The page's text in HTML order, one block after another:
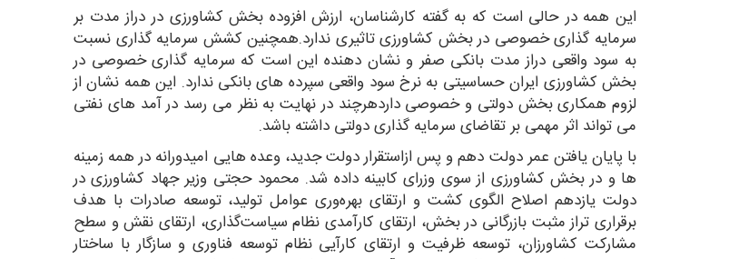
این همه در حالی است که به گفته کارشناسان، ارزش افزوده بخش کشاورزی در دراز مدت بر
سرمایه گذاری خصوصی در بخش کشاورزی تاثیری ندارد.همچنین کشش سرمایه گذاری نسبت
به سود واقعی دراز مدت بانکی صفر و نشان دهنده این است که سرمایه گذاری خصوصی در
بخش کشاورزی ایران حساسیتی به نرخ سود واقعی سپرده های بانکی ندارد. این همه نشان از
لزوم همکاری بخش دولتی و خصوصی داردهرچند در نهایت به نظر می رسد در آمد های نفتی
می تواند اثر مهمی بر تقاضای سرمایه گذاری دولتی داشته باشد.
با پایان یافتن عمر دولت دهم و پس ازاستقرار دولت جدید، وعده هایی امیدورانه در همه زمینه
ها و در بخش کشاورزی از سوی وزرای کابینه داده شد. محمود حجتی وزیر جهاد کشاورزی در
دولت یازدهم اصلاح الگوی کشت و ارتقای بهره‏‌وری عوامل تولید، توسعه صادرات با هدف
برقراری تراز مثبت بازرگانی در بخش، ارتقای کارآمدی نظام سیاست‌گذاری، ارتقای نقش و سطح
مشارکت کشاورزان، توسعه ظرفیت و ارتقای کارآیی نظام توسعه فناوری و سازگار با ساختار